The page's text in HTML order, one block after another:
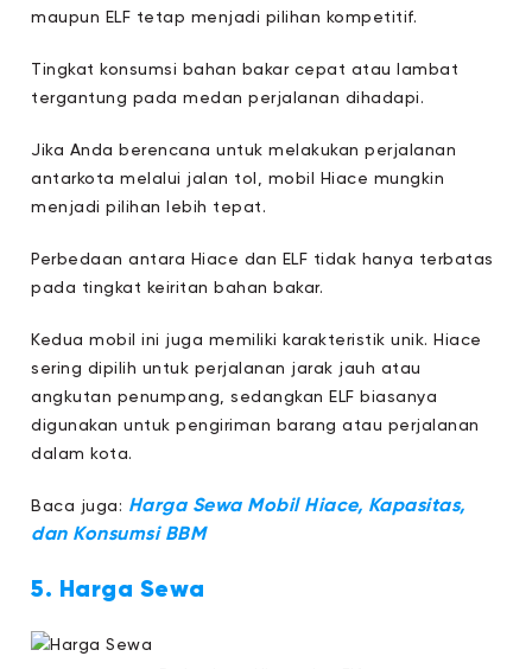
maupun ELF tetap menjadi pilihan kompetitif.
Tingkat konsumsi bahan bakar cepat atau lambat
tergantung pada medan perjalanan dihadapi.
Jika Anda berencana untuk melakukan perjalanan
antarkota melalui jalan tol, mobil Hiace mungkin
menjadi pilihan lebih tepat.
Perbedaan antara Hiace dan ELF tidak hanya terbatas
pada tingkat keiritan bahan bakar.
Kedua mobil ini juga memiliki karakteristik unik. Hiace
sering dipilih untuk perjalanan jarak jauh atau
angkutan penumpang, sedangkan ELF biasanya
digunakan untuk pengiriman barang atau perjalanan
dalam kota.
Baca juga: Harga Sewa Mobil Hiace, Kapasitas,
dan Konsumsi BBM
5. Harga Sewa